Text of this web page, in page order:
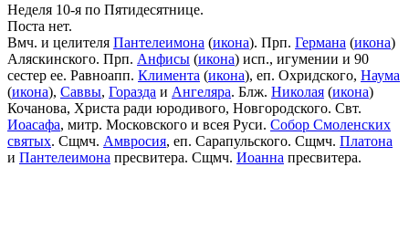
Неделя 10-я по Пятидесятнице.
Поста нет.
Вмч. и целителя Пантелеимона (икона). Прп. Германа (икона)
Аляскинского. Прп. Анфисы (икона) исп., игумении и 90
сестер ее. Равноапп. Климента (икона), еп. Охридского, Наума
(икона), Саввы, Горазда и Ангеляра. Блж. Николая (икона)
Кочанова, Христа ради юродивого, Новгородского. Свт.
Иоасафа, митр. Московского и всея Руси. Собор Смоленских
святых. Сщмч. Амвросия, еп. Сарапульского. Сщмч. Платона
и Пантелеимона пресвитера. Сщмч. Иоанна пресвитера.